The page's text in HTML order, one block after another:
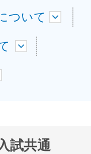
ついて
試共通